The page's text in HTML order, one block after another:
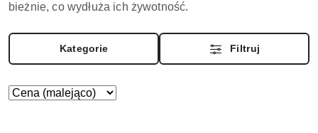
bieżnie, co wydłuża ich żywotność.
Kategorie Filtruj
Zastosowano
Sortuj